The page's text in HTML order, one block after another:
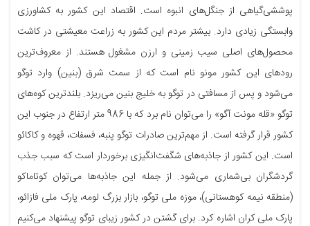
پوششی‌گیاهی از جنگل‌های انبوه است. اقتصاد این کشور به کشاورزی
وابستگی زیادی دارد. بیشتر مردم این کشور به زراعت معیشتی در کاشت
محصول‌های اصلی سیب زمینی و ارزن مشغول هستند. از معروف‌ترین
رود‌های این کشور مونو نام است که از سمت شرق (بنین) وارد توگو
می‌شود و پس از مسافتی در توگو به خلیج بنین می‌ریزد. بلند‌ترین کوه‌های
توگو «قله مونت آگو» را می‌توان نام برد که با 986 متر ارتفاع در جنوب این
کشور قرار گرفته است. از مهم‌ترین صادرات توگو پنبه، فسفات، قهوه و کاکائو
است. این کشور از جاذبه‌های شگفت‌انگیزی برخوردار است که سبب جذب
گردشگران بی‌شماری می‌شود. از جمله این جاذبه‌ها می‌توان کوتاماکو
(منطقه نیمه کوهستانی)، موزه ملی توگو، بازار بزرگ لومه، پارک ملی فازائو،
پارک ملی کران اشاره کرد. برای گشتن در کشور زیبای توگو پیشنهاد می‌کنیم